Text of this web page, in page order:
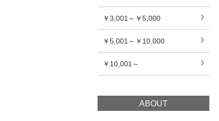
￥3,001～￥5,000
￥5,001～￥10,000
￥10,001～
ABOUT